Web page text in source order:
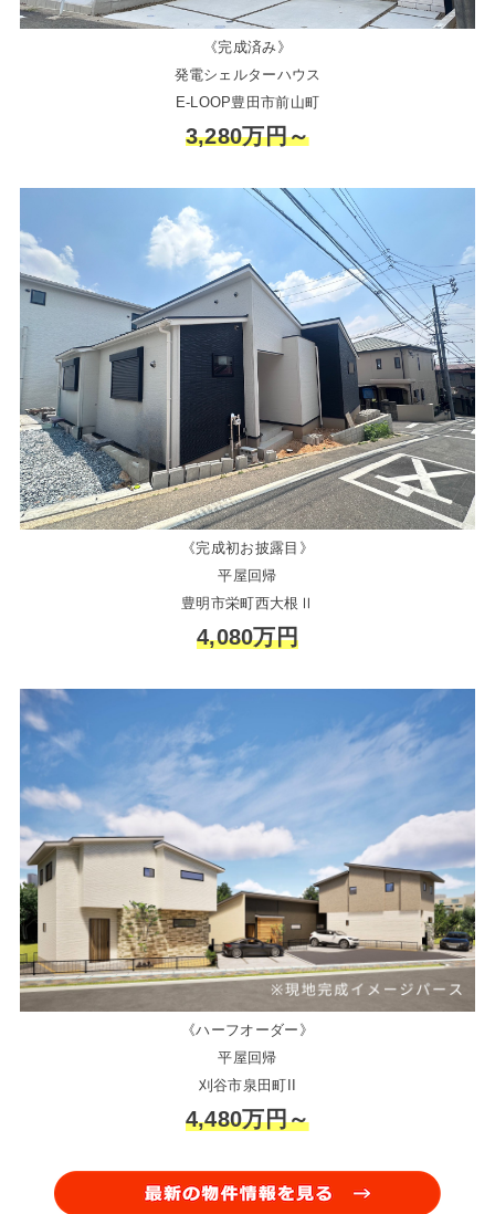
《完成済み》
発電シェルターハウス
E-LOOP豊田市前山町
3,280万円～
《完成初お披露目》
平屋回帰
豊明市栄町西大根Ⅱ
4,080万円
《ハーフオーダー》
平屋回帰
刈谷市泉田町II
4,480万円～